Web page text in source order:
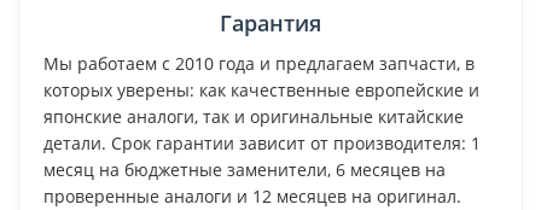
Гарантия
Мы работаем с 2010 года и предлагаем запчасти, в
которых уверены: как качественные европейские и
японские аналоги, так и оригинальные китайские
детали. Срок гарантии зависит от производителя: 1
месяц на бюджетные заменители, 6 месяцев на
проверенные аналоги и 12 месяцев на оригинал.